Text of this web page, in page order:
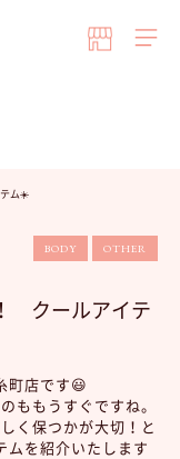
テム☀️
BODY OTHER
クールアイテ
町店です😃
ももうすぐですね。
く保つかが大切！と
ムを紹介いたします